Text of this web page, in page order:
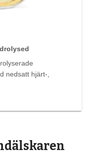
nedsatt hjärt-,